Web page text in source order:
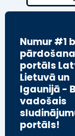
Numur #1
portāls
Lietuvā un
Igaunijā -
vadošais
portāls!